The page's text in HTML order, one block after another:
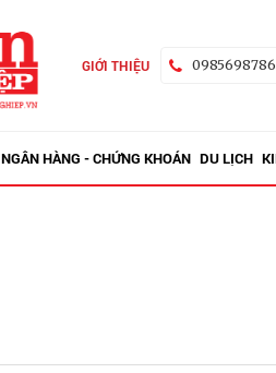
GIỚI THIỆU 0985698786
NGÂN HÀNG - CHỨNG KHOÁN DU LỊCH